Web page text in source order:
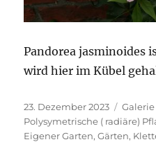
Pandorea jasminoides
wird hier im Kübel
Veröffentlicht
am
23. Dezember 2023 Format
Galerie
Polysymetrische ( radiäre)
Eigener Garten,Gärten,